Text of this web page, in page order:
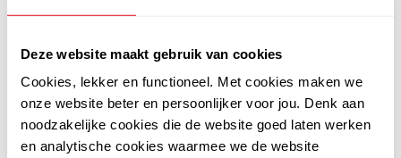
Deze website maakt gebruik van cookies
Cookies, lekker en functioneel. Met cookies maken we
onze website beter en persoonlijker voor jou. Denk aan
noodzakelijke cookies die de website goed laten werken
en analytische cookies waarmee we de website